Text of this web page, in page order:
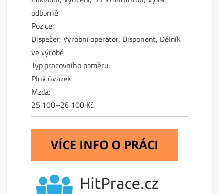
odborné
Pozice:
Dispečer, Výrobní operátor, Disponent, Dělník
ve výrobě
Typ pracovního poměru:
Plný úvazek
Mzda:
25 100–26 100 Kč